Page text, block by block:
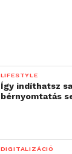
LIFESTYLE
Így indíthatsz
bérnyomtatás
DIGITALIZÁCIÓ